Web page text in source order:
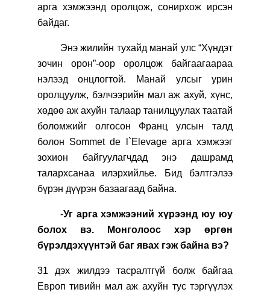
арга хэмжээнд оролцож, сонирхож ирсэн
байдаг.
Энэ жилийн тухайд манай улс “Хүндэт
зочин орон”-оор оролцож байгаагаараа
нэлээд онцлогтой. Манай улсыг урин
оролцуулж, бэлчээрийн мал аж ахуй, хүнс,
хөдөө аж ахуйн талаар танилцуулах таатай
боломжийг олгосон Франц улсын талд
болон Sommet de l`Elevage арга хэмжээг
зохион байгуулагчдад энэ дашрамд
талархсанаа илэрхийлье. Бид бэлтгэлээ
бүрэн дүүрэн базаагаад байна.
-Уг арга хэмжээний хүрээнд юу юу
болох вэ. Монголоос хэр өргөн
бүрэлдэхүүнтэй баг явах гэж байна вэ?
31 дэх жилдээ тасралтгүй болж байгаа
Европ тивийн мал аж ахуйн тус тэргүүлэх